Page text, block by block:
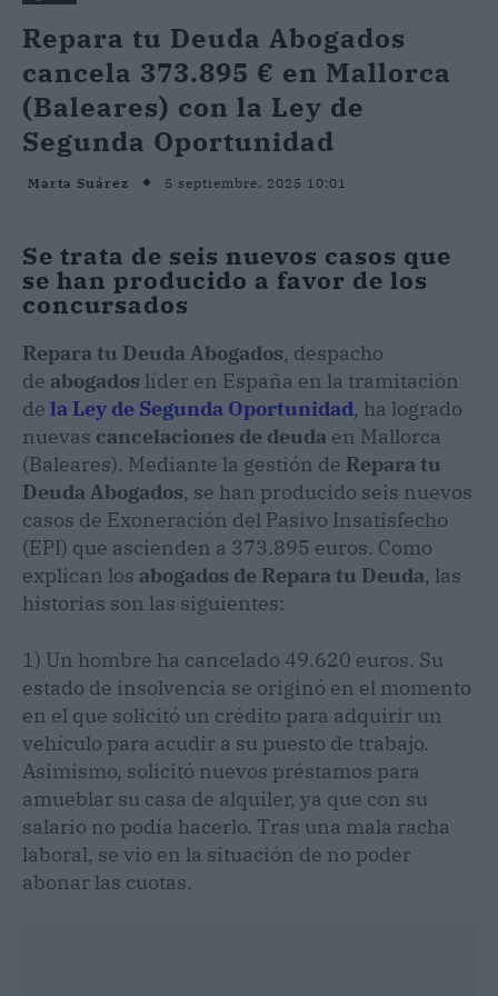
Repara tu Deuda Abogados
cancela 373.895 € en Mallorca
(Baleares) con la Ley de
Segunda Oportunidad
Marta Suárez 5 septiembre, 2025 10:01
Se trata de seis nuevos casos que
se han producido a favor de los
concursados
Repara tu Deuda Abogados, despacho
de abogados líder en España en la tramitación
de la Ley de Segunda Oportunidad, ha logrado
nuevas cancelaciones de deuda en Mallorca
(Baleares). Mediante la gestión de Repara tu
Deuda Abogados, se han producido seis nuevos
casos de Exoneración del Pasivo Insatisfecho
(EPI) que ascienden a 373.895 euros. Como
explican los abogados de Repara tu Deuda, las
historias son las siguientes:
1) Un hombre ha cancelado 49.620 euros. Su
estado de insolvencia se originó en el momento
en el que solicitó un crédito para adquirir un
vehículo para acudir a su puesto de trabajo.
Asimismo, solicitó nuevos préstamos para
amueblar su casa de alquiler, ya que con su
salario no podía hacerlo. Tras una mala racha
laboral, se vio en la situación de no poder
abonar las cuotas.